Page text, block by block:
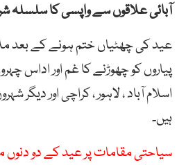
آبائی علاقوں سے واپسی کا سلسلہ
عید کی چھٹیاں ختم ہونے کے بعد
پیاروں کو چھوڑنے کا غم اور اداس
اسلام آباد ، لاہور ، کراچی اور دیگر
ہیں۔